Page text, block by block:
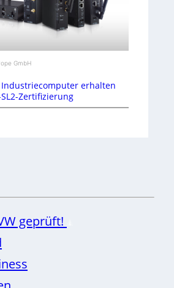
GmbH
erhalten
SL2-Zertifizierung
geprüft!